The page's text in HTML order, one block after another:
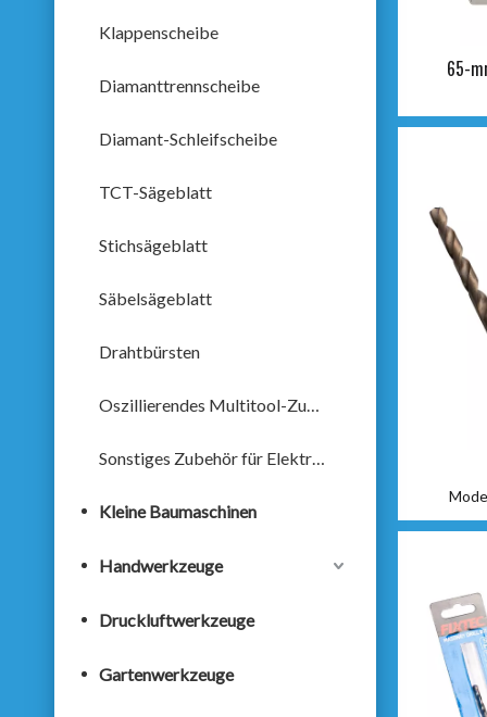
Klappenscheibe
Diamanttrennscheibe
Diamant-Schleifscheibe
TCT-Sägeblatt
Stichsägeblatt
Säbelsägeblatt
Drahtbürsten
Oszillierendes Multitool-Zubehör
Sonstiges Zubehör für Elektrowerkzeuge
Kleine Baumaschinen
Handwerkzeuge
Druckluftwerkzeuge
Gartenwerkzeuge
65-